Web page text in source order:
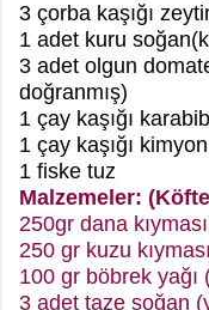
3 çorba kaşığı
1 adet kuru
3 adet olgun
doğranmış)
1 çay kaşığı
1 çay kaşığı kimyon
1 fiske tuz
Malzemeler:
250gr dana kıyması
250 gr kuzu kıyması
100 gr böbrek yağı
3 adet taze soğan